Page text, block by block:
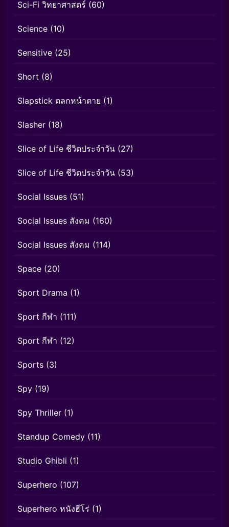
Sci-Fi วิทยาศาสตร์ (60)
Science (10)
Sensitive (25)
Short (8)
Slapstick ตลกหน้าตาย (1)
Slasher (18)
Slice of Life ชีวิตประจำวัน (27)
Slice of Life ชีวิตประจำวัน (53)
Social Issues (51)
Social Issues สังคม (160)
Social Issues สังคม (114)
Space (20)
Sport Drama (1)
Sport กีฬา (111)
Sport กีฬา (12)
Sports (3)
Spy (19)
Spy Thriller (1)
Standup Comedy (11)
Studio Ghibli (1)
Superhero (107)
Superhero หนังฮีโร่ (1)